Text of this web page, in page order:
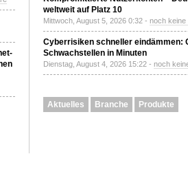
weltweit auf Platz 10
Mittwoch, August 5, 2026 0:32 - noch keine
Cyberrisiken schneller eindämmen:
Schwachstellen in Minuten
Dienstag, August 4, 2026 15:22 - noch
Aktuelles Branche Produkte